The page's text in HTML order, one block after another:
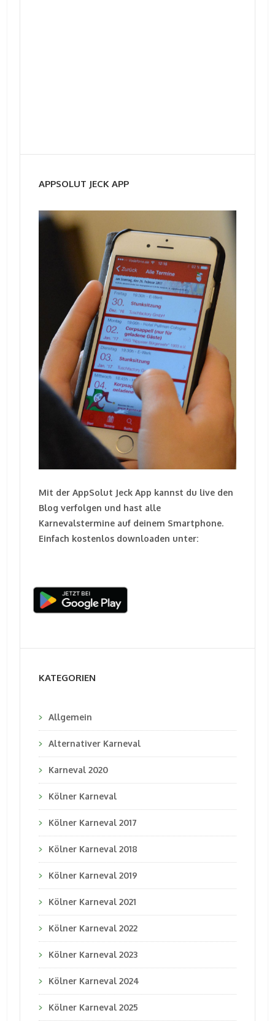
APPSOLUT JECK APP
Mit der AppSolut Jeck App kannst du live den
Blog verfolgen und hast alle
Karnevalstermine auf deinem Smartphone.
Einfach kostenlos downloaden unter:
KATEGORIEN
Allgemein
Alternativer Karneval
Karneval 2020
Kölner Karneval
Kölner Karneval 2017
Kölner Karneval 2018
Kölner Karneval 2019
Kölner Karneval 2021
Kölner Karneval 2022
Kölner Karneval 2023
Kölner Karneval 2024
Kölner Karneval 2025